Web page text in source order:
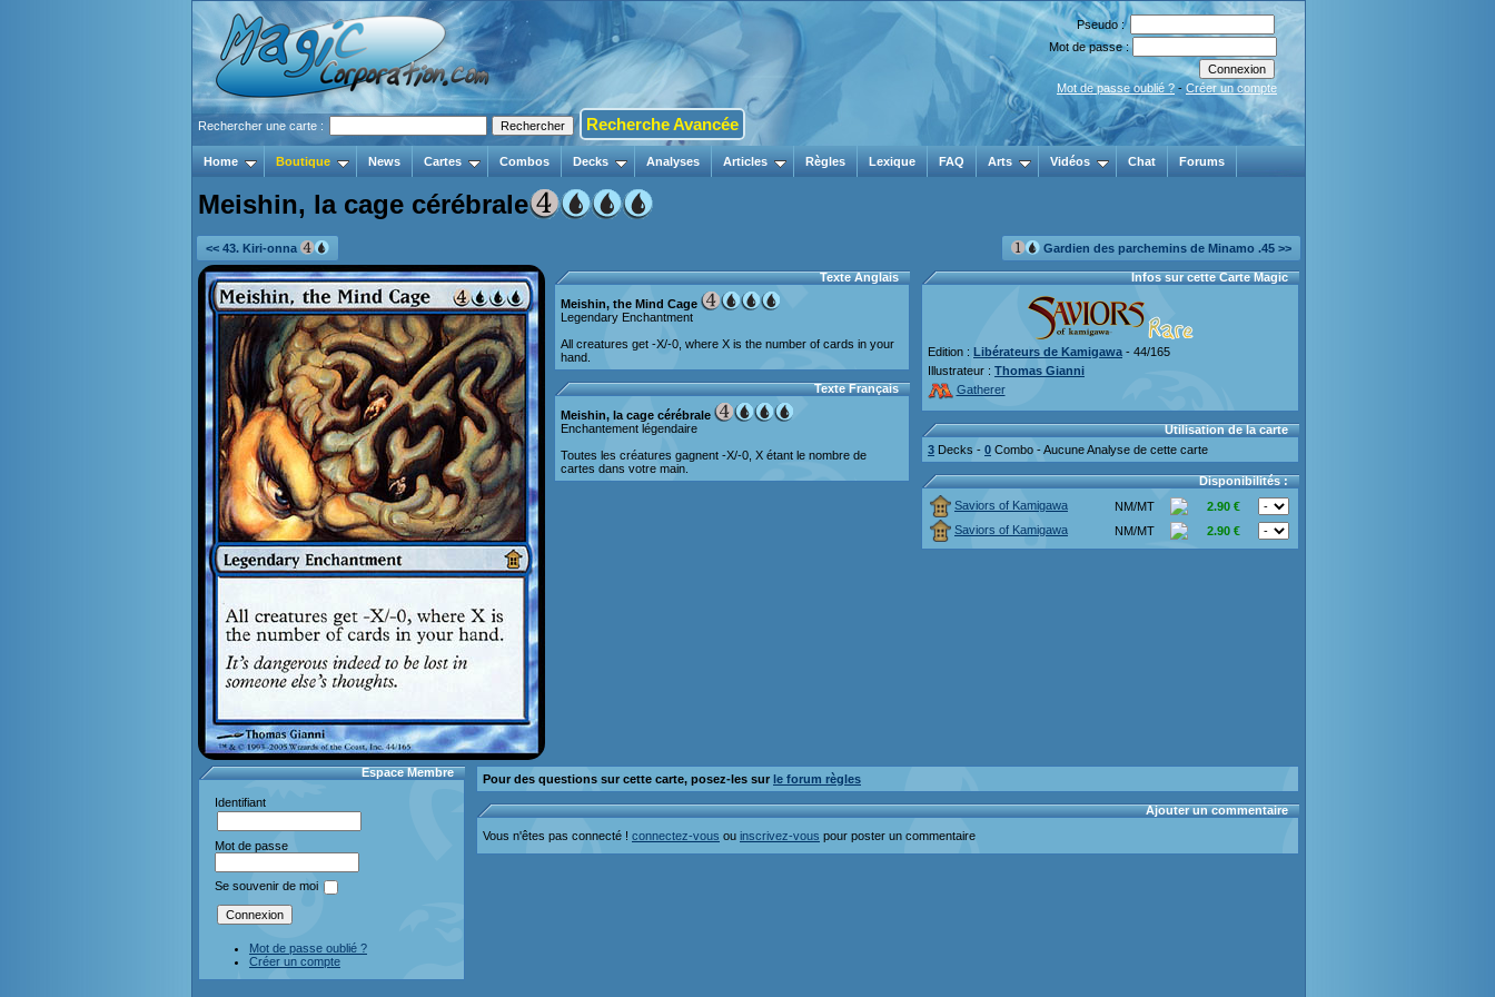
Pseudo :
Mot de passe :
Mot de passe oublié ? - Créer un compte
Rechercher une carte : Recherche Avancée
Home Boutique News Cartes Combos Decks Analyses Articles Règles Lexique FAQ Arts Vidéos Chat Forums
Meishin, la cage cérébrale
<< 43. Kiri-onna Gardien des parchemins de Minamo .45 >>
Texte Anglais
Meishin, the Mind Cage
Legendary Enchantment
All creatures get -X/-0, where X is the number of cards in your
hand.
Texte Français
Meishin, la cage cérébrale
Enchantement légendaire
Toutes les créatures gagnent -X/-0, X étant le nombre de
cartes dans votre main.
Infos sur cette Carte Magic
Edition : Libérateurs de Kamigawa - 44/165
Illustrateur : Thomas Gianni
Gatherer
Utilisation de la carte
3 Decks - 0 Combo - Aucune Analyse de cette carte
Disponibilités :
Saviors of Kamigawa
NM/MT
2.90 €
Saviors of Kamigawa
NM/MT 2.90 €
Espace Membre
Identifiant
Mot de passe
Se souvenir de moi
Mot de passe oublié ?
Créer un compte
Pour des questions sur cette carte, posez-les sur le forum règles
Ajouter un commentaire
Vous n'êtes pas connecté ! connectez-vous ou inscrivez-vous pour poster un commentaire